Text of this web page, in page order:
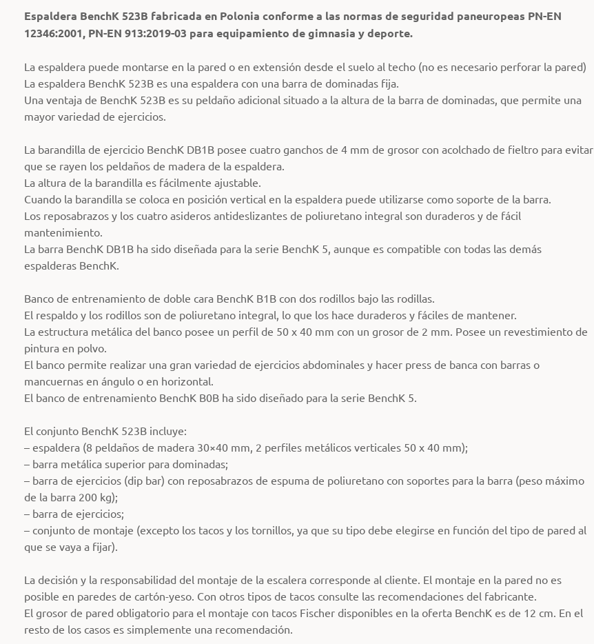
Espaldera BenchK 523B fabricada en Polonia conforme a las normas de seguridad paneuropeas PN-EN
12346:2001, PN-EN 913:2019-03 para equipamiento de gimnasia y deporte.
La espaldera puede montarse en la pared o en extensión desde el suelo al techo (no es necesario perforar la pared)
La espaldera BenchK 523B es una espaldera con una barra de dominadas fija.
Una ventaja de BenchK 523B es su peldaño adicional situado a la altura de la barra de dominadas, que permite una
mayor variedad de ejercicios.
La barandilla de ejercicio BenchK DB1B posee cuatro ganchos de 4 mm de grosor con acolchado de fieltro para evitar
que se rayen los peldaños de madera de la espaldera.
La altura de la barandilla es fácilmente ajustable.
Cuando la barandilla se coloca en posición vertical en la espaldera puede utilizarse como soporte de la barra.
Los reposabrazos y los cuatro asideros antideslizantes de poliuretano integral son duraderos y de fácil
mantenimiento.
La barra BenchK DB1B ha sido diseñada para la serie BenchK 5, aunque es compatible con todas las demás
espalderas BenchK.
Banco de entrenamiento de doble cara BenchK B1B con dos rodillos bajo las rodillas.
El respaldo y los rodillos son de poliuretano integral, lo que los hace duraderos y fáciles de mantener.
La estructura metálica del banco posee un perfil de 50 x 40 mm con un grosor de 2 mm. Posee un revestimiento de
pintura en polvo.
El banco permite realizar una gran variedad de ejercicios abdominales y hacer press de banca con barras o
mancuernas en ángulo o en horizontal.
El banco de entrenamiento BenchK B0B ha sido diseñado para la serie BenchK 5.
El conjunto BenchK 523B incluye:
– espaldera (8 peldaños de madera 30×40 mm, 2 perfiles metálicos verticales 50 x 40 mm);
– barra metálica superior para dominadas;
– barra de ejercicios (dip bar) con reposabrazos de espuma de poliuretano con soportes para la barra (peso máximo
de la barra 200 kg);
– barra de ejercicios;
– conjunto de montaje (excepto los tacos y los tornillos, ya que su tipo debe elegirse en función del tipo de pared al
que se vaya a fijar).
La decisión y la responsabilidad del montaje de la escalera corresponde al cliente. El montaje en la pared no es
posible en paredes de cartón-yeso. Con otros tipos de tacos consulte las recomendaciones del fabricante.
El grosor de pared obligatorio para el montaje con tacos Fischer disponibles en la oferta BenchK es de 12 cm. En el
resto de los casos es simplemente una recomendación.